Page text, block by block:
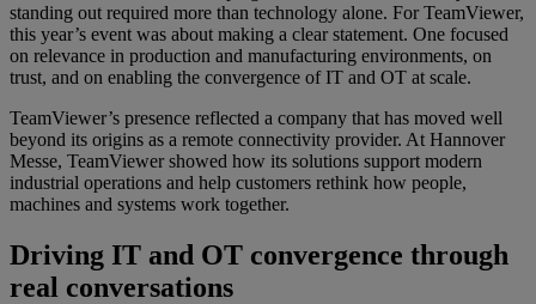
standing out required more than technology alone. For TeamViewer,
this year’s event was about making a clear statement. One focused
on relevance in production and manufacturing environments, on
trust, and on enabling the convergence of IT and OT at scale.
TeamViewer’s presence reflected a company that has moved well
beyond its origins as a remote connectivity provider. At Hannover
Messe, TeamViewer showed how its solutions support modern
industrial operations and help customers rethink how people,
machines and systems work together.
Driving IT and OT convergence through
real conversations